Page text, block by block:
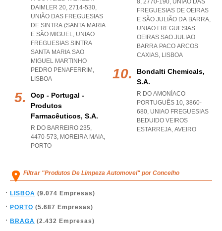
DAIMLER 20, 2714-530,
UNIÃO DAS FREGUESIAS
DE SINTRA (SANTA MARIA
E SÃO MIGUEL, UNIAO
FREGUESIAS SINTRA
SANTA MARIA SAO
MIGUEL MARTINHO
PEDRO PENAFERRIM ,
LISBOA
Ocp - Portugal -
Produtos
Farmacêuticos, S.a.
R DO BARREIRO 235,
4470-573, MOREIRA MAIA,
PORTO
8, 2770-190, UNIÃO DAS
FREGUESIAS DE OEIRAS
E SÃO JULIÃO DA BARRA,
UNIAO FREGUESIAS
OEIRAS SAO JULIAO
BARRA PACO ARCOS
CAXIAS, LISBOA
Bondalti Chemicals,
S.a.
R DO AMONÍACO
PORTUGUÊS 10, 3860-
680, UNIAO FREGUESIAS
BEDUIDO VEIROS
ESTARREJA, AVEIRO
Filtrar "Produtos De Limpeza Automovel" por Concelho
LISBOA (9.074 Empresas)
PORTO (5.687 Empresas)
BRAGA (2.432 Empresas)